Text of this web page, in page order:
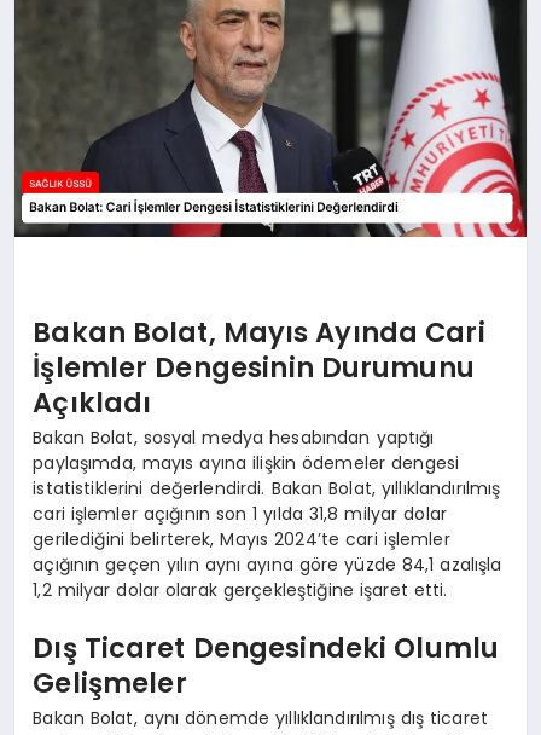
Bakan Bolat, Mayıs Ayında Cari
İşlemler Dengesinin Durumunu
Açıkladı
Bakan Bolat, sosyal medya hesabından yaptığı
paylaşımda, mayıs ayına ilişkin ödemeler dengesi
istatistiklerini değerlendirdi. Bakan Bolat, yıllıklandırılmış
cari işlemler açığının son 1 yılda 31,8 milyar dolar
gerilediğini belirterek, Mayıs 2024’te cari işlemler
açığının geçen yılın aynı ayına göre yüzde 84,1 azalışla
1,2 milyar dolar olarak gerçekleştiğine işaret etti.
Dış Ticaret Dengesindeki Olumlu
Gelişmeler
Bakan Bolat, aynı dönemde yıllıklandırılmış dış ticaret